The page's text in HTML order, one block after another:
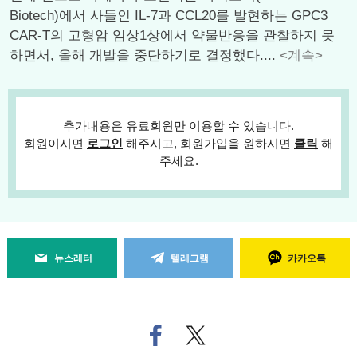
Biotech)에서 사들인 IL-7과 CCL20를 발현하는 GPC3
CAR-T의 고형암 임상1상에서 약물반응을 관찰하지 못
하면서, 올해 개발을 중단하기로 결정했다.... <계속>
추가내용은 유료회원만 이용할 수 있습니다.
회원이시면 로그인 해주시고, 회원가입을 원하시면 클릭 해
주세요.
뉴스레터 텔레그램 카카오톡
페
이
트위
터로